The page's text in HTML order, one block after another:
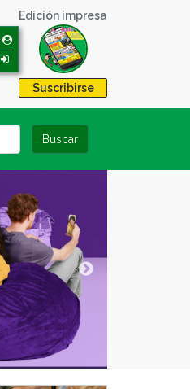
Edición impresa
Suscribirse
Buscar